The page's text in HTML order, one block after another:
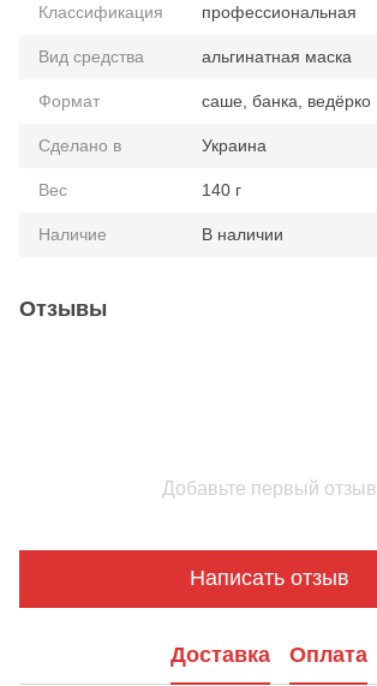
Классификация профессиональная
Вид средства альгинатная маска
Формат саше, банка, ведёрко
Сделано в Украина
Вес 140 г
Наличие В наличии
Отзывы
Добавьте первый отзыв
Написать отзыв
Доставка Оплата